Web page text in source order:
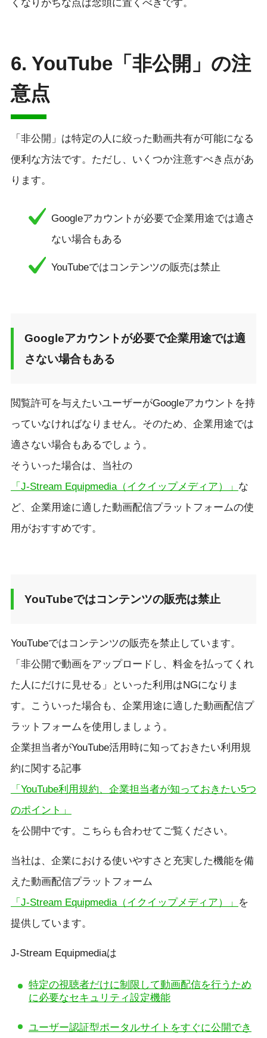
くなりがちな点は念頭に置くべきです。
6. YouTube「非公開」の注
意点
「非公開」は特定の人に絞った動画共有が可能になる
便利な方法です。ただし、いくつか注意すべき点があ
ります。
Googleアカウントが必要で企業用途では適さ
ない場合もある
YouTubeではコンテンツの販売は禁止
Googleアカウントが必要で企業用途では適
さない場合もある
閲覧許可を与えたいユーザーがGoogleアカウントを持
っていなければなりません。そのため、企業用途では
適さない場合もあるでしょう。
そういった場合は、当社の
「J-Stream Equipmedia（イクイップメディア）」 な
ど、企業用途に適した動画配信プラットフォームの使
用がおすすめです。
YouTubeではコンテンツの販売は禁止
YouTubeではコンテンツの販売を禁止しています。
「非公開で動画をアップロードし、料金を払ってくれ
た人にだけに見せる」といった利用はNGになりま
す。こういった場合も、企業用途に適した動画配信プ
ラットフォームを使用しましょう。
企業担当者がYouTube活用時に知っておきたい利用規
約に関する記事
「YouTube利用規約、企業担当者が知っておきたい5つ
のポイント」
を公開中です。こちらも合わせてご覧ください。
当社は、企業における使いやすさと充実した機能を備
えた動画配信プラットフォーム
「J-Stream Equipmedia（イクイップメディア）」
を
提供しています。
J-Stream Equipmediaは
特定の視聴者だけに制限して動画配信を行うため
に必要なセキュリティ設定機能
ユーザー認証型ポータルサイトをすぐに公開でき